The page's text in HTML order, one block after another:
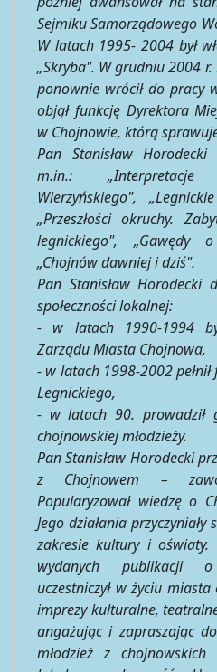
Sejmiku Samorządowego
W latach 1995- 2004 był
„Skryba". W grudniu 2004
ponownie wrócił do pracy
objął funkcję Dyrektora
w Chojnowie, którą
Pan Stanisław
m.in.:
Wierzyńskiego",
„Przeszłości okruchy.
legnickiego", „Gawędy
„Chojnów dawniej i dziś".
Pan Stanisław Horodecki
społeczności lokalnej:
- w latach 1990-1994
Zarządu Miasta Chojnowa,
- w latach 1998-2002
Legnickiego,
- w latach 90. prowadził
chojnowskiej młodzieży.
Pan Stanisław Horodecki
z Chojnowem –
Popularyzował wiedzę o
Jego działania
zakresie kultury i oświaty.
wydanych publikacji
uczestniczył w życiu
imprezy kulturalne,
angażując i zapraszając
młodzież z chojnowskich